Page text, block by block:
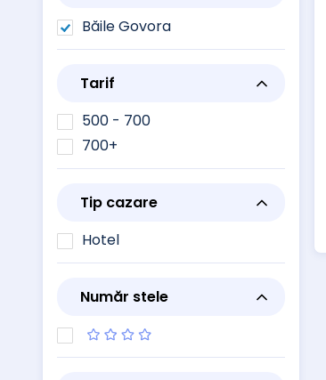
Băile Govora
Tarif
500 - 700
700+
Tip cazare
Hotel
Număr stele